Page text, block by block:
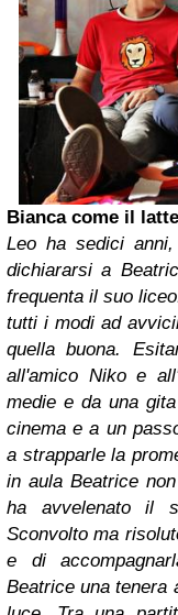
Bianca come il
Leo ha sedici
dichiararsi a
frequenta il suo
tutti i modi ad
quella buona.
all'amico Niko e
medie e da una
cinema e a un
a strapparle la
in aula Beatrice
ha avvelenato il
Sconvolto ma
e di
Beatrice una tenera